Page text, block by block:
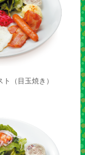
（目玉焼き）